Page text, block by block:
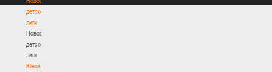
детской
лиги
Новости
детской
лиги
Юноши